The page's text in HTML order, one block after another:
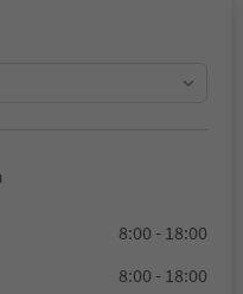
8:00 - 18:00
8:00 - 18:00